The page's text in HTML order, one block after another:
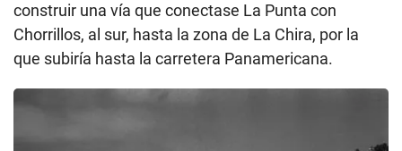
construir una vía que conectase La Punta con
Chorrillos, al sur, hasta la zona de La Chira, por la
que subiría hasta la carretera Panamericana.